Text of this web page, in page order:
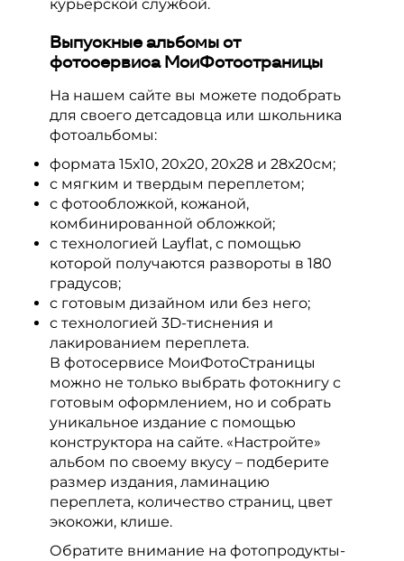
Возможна ли срочная доставка?
Срочная доставка возможна только, если
вы самостоятельно закажете курьера.
курьерской службой.
Выпускные альбомы от
фотосервиса МоиФотостраницы
На нашем сайте вы можете подобрать
для своего детсадовца или школьника
фотоальбомы:
формата 15х10, 20х20, 20х28 и 28х20см;
с мягким и твердым переплетом;
с фотообложкой, кожаной,
комбинированной обложкой;
с технологией Layflat, с помощью
которой получаются развороты в 180
градусов;
с готовым дизайном или без него;
с технологией 3D-тиснения и
лакированием переплета.
В фотосервисе МоиФотоСтраницы
можно не только выбрать фотокнигу с
готовым оформлением, но и собрать
уникальное издание с помощью
конструктора на сайте. «Настройте»
альбом по своему вкусу – подберите
размер издания, ламинацию
переплета, количество страниц, цвет
экокожи, клише.
Обратите внимание на фотопродукты-